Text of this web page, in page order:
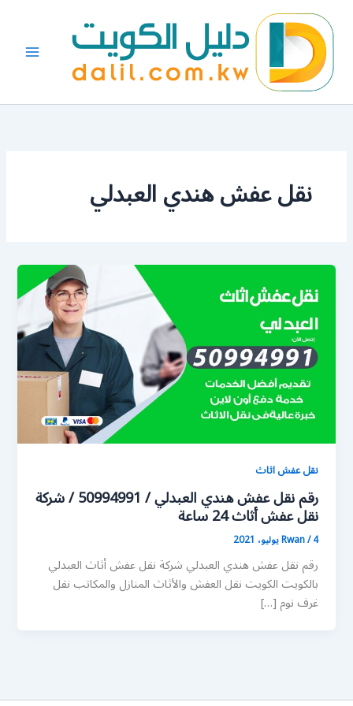
المحتوى
نقل عفش هندي العبدلي
نقل عفش اثاث
رقم نقل عفش هندي العبدلي / 50994991 / شركة
نقل عفش أثاث 24 ساعة
Rwan/4 يوليو، 2021
رقم نقل عفش هندي العبدلي شركة نقل عفش أثاث العبدلي
بالكويت الكويت نقل العفش والأثاث المنازل والمكاتب نقل
غرف نوم […]